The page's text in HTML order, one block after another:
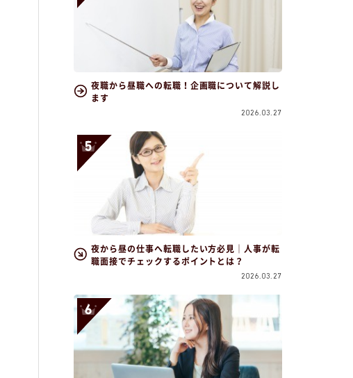
夜職から昼職への転職！企画職について解説し
ます
2026.03.27
夜から昼の仕事へ転職したい方必見｜人事が転
職面接でチェックするポイントとは？
2026.03.27